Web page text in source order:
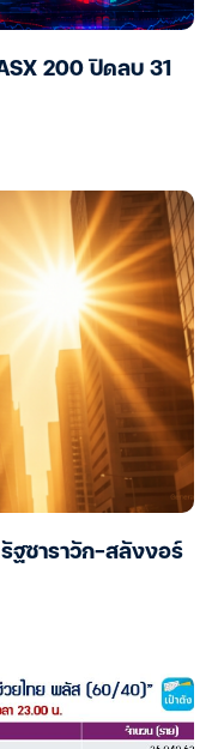
200 ปิดลบ 31
ฐซาราวัก-สลังงอร์